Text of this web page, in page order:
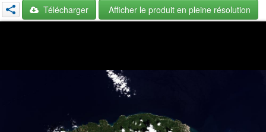
Télécharger
Afficher le produit en pleine résolution